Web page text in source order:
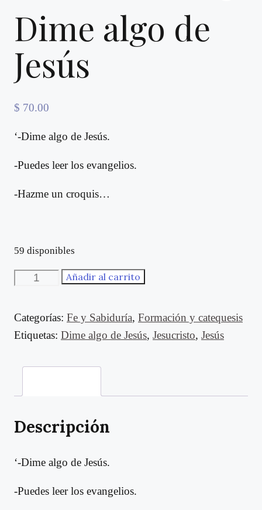
Dime algo de
Jesús
$ 70.00
‘-Dime algo de Jesús.
-Puedes leer los evangelios.
-Hazme un croquis…
59 disponibles
Dime
de
Jesús
Añadir al carrito
Categorías: Fe y Sabiduría, Formación y catequesis
Etiquetas: Dime algo de Jesús, Jesucristo, Jesús
Descripción
‘-Dime algo de Jesús.
-Puedes leer los evangelios.